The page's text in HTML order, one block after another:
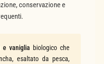
conservazione e
e vaniglia biologico che
esaltato da pesca,